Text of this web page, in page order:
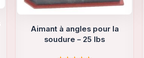
Aimant à angles pour la
soudure – 25 lbs